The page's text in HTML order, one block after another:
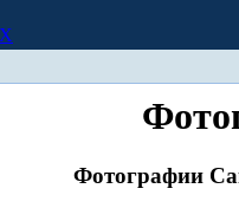
Фотографии